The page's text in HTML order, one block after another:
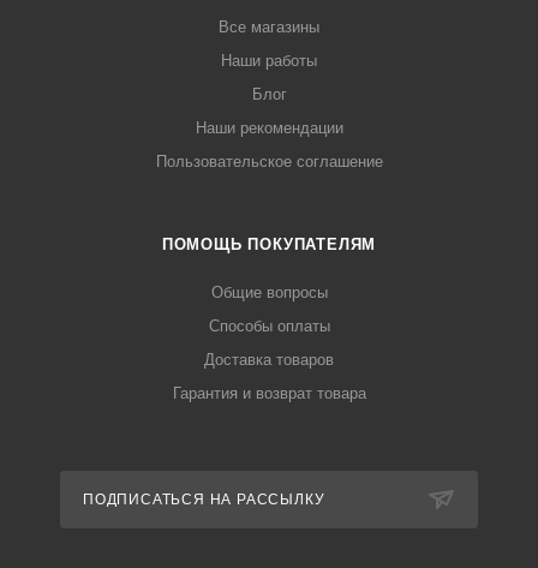
Все магазины
Наши работы
Блог
Наши рекомендации
Пользовательское соглашение
ПОМОЩЬ ПОКУПАТЕЛЯМ
Общие вопросы
Способы оплаты
Доставка товаров
Гарантия и возврат товара
ПОДПИСАТЬСЯ НА РАССЫЛКУ